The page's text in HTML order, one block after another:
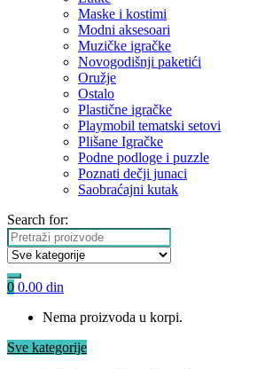
Maske i kostimi
Modni aksesoari
Muzičke igračke
Novogodišnji paketići
Oružje
Ostalo
Plastične igračke
Playmobil tematski setovi
Plišane Igračke
Podne podloge i puzzle
Poznati dečji junaci
Saobraćajni kutak
Search for:
0 0.00 din
Nema proizvoda u korpi.
Sve kategorije